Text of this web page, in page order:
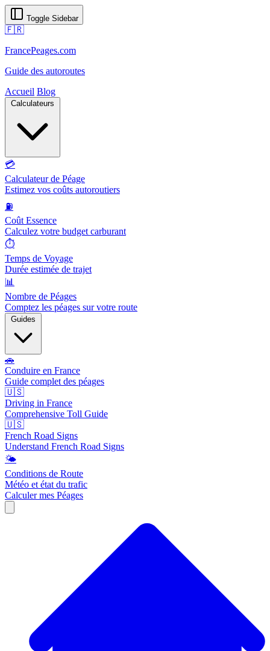
Toggle Sidebar
🇫🇷
FrancePeages.com
Guide des autoroutes
Accueil Blog
Calculateurs
💳
Calculateur de Péage
Estimez vos coûts autoroutiers
⛽
Coût Essence
Calculez votre budget carburant
⏱️
Temps de Voyage
Durée estimée de trajet
📊
Nombre de Péages
Comptez les péages sur votre route
Guides
🚗
Conduire en France
Guide complet des péages
🇺🇸
Driving in France
Comprehensive Toll Guide
🇺🇸
French Road Signs
Understand French Road Signs
🌤️
Conditions de Route
Météo et état du trafic
Calculer mes Péages